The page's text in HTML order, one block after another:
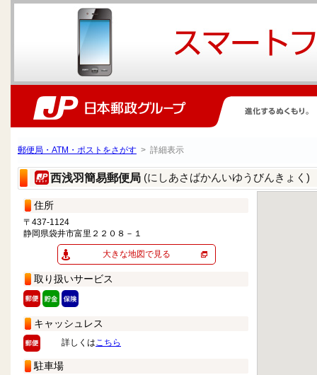
郵便局・ATM・ポストをさがす > 詳細表示
西浅羽簡易郵便局 (にしあさばかんいゆうびんきょく)
住所
〒437-1124
静岡県袋井市富里２２０８－１
大きな地図で見る
取り扱いサービス
キャッシュレス
詳しくはこちら
駐車場